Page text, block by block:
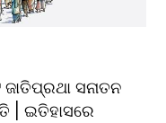
ସନାତନ
| ଇତିହାସରେ